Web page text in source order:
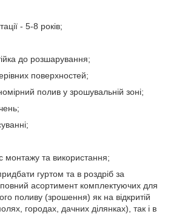
- 5-8 років;
до розшарування;
поверхностей;
полив у зрошувальній зоні;
монтажу та використання;
гуртом та в роздріб за
асортимент комплектуючих для
поливу (зрошення) як на відкритій
городах, дачних ділянках), так і в